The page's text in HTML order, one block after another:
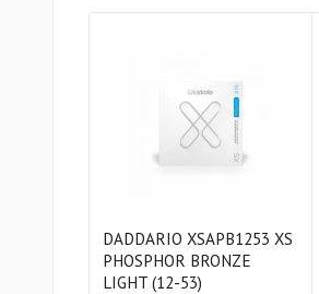
DADDARIO XSAPB1253 XS
PHOSPHOR BRONZE
LIGHT (12-53)